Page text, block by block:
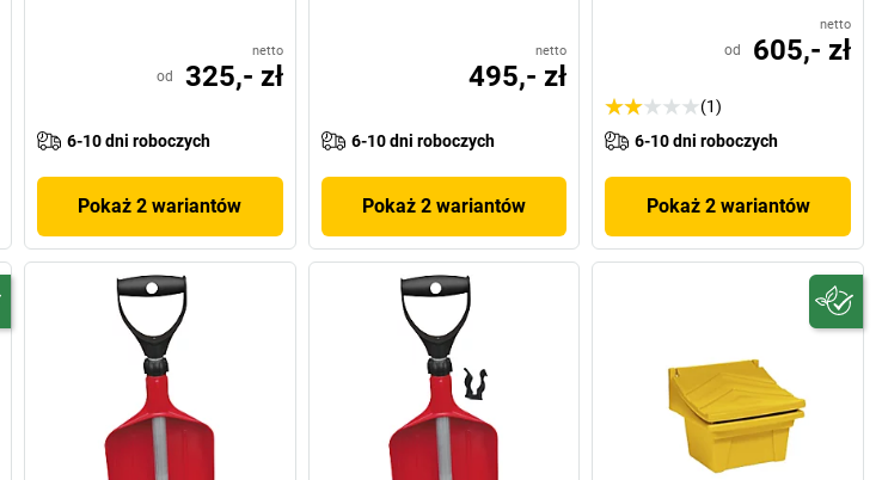
netto
od 325,- zł
6-10 dni roboczych
Pokaż 2 wariantów
netto
495,- zł
6-10 dni roboczych
Pokaż 2 wariantów
netto
od 605,- zł
(1)
6-10 dni roboczych
Pokaż 2 wariantów